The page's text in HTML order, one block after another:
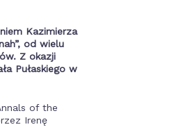
Kazimierza
od wielu
Z okazji
Pułaskiego w
of the
Irenę